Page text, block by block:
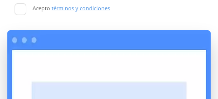
Acepto términos y condiciones